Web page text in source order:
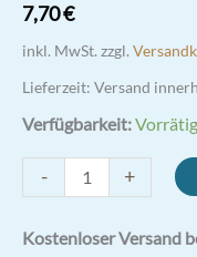
7,70€
inkl. MwSt. zzgl.
Lieferzeit: Versand
Verfügbarkeit:Vorrätig
-
Pio
Kerze
+
Kostenloser Versand